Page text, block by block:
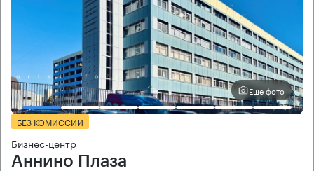
Еще фото
БЕЗ КОМИССИИ
Бизнес-центр
Аннино Плаза